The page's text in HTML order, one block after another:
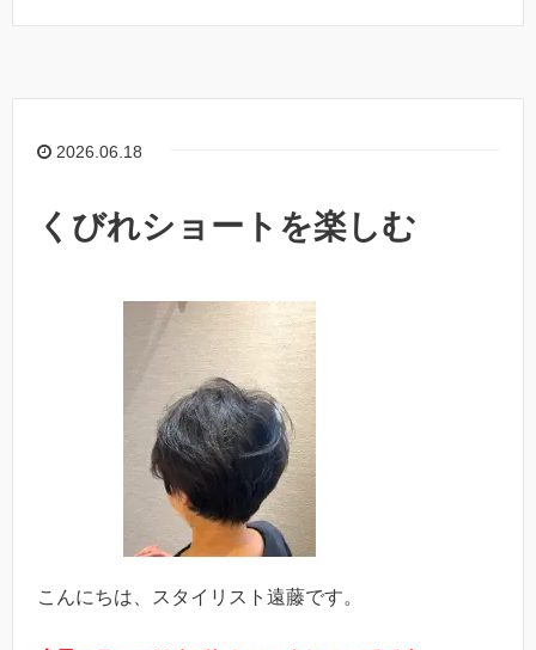
2026.06.18
くびれショートを楽しむ
こんにちは、スタイリスト遠藤です。